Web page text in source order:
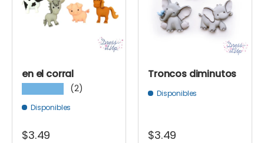
en el corral
(2)
Disponibles
$3.49
Troncos diminutos
Disponibles
$3.49